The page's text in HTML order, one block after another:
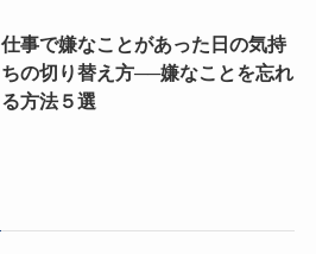
仕事で嫌なことがあった日の気持
ちの切り替え方──嫌なことを忘れ
る方法５選